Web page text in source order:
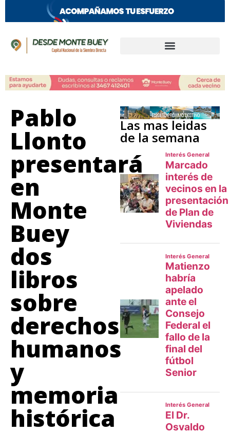
Pablo
Llonto
presentará
en
Monte
Buey
dos
libros
sobre
derechos
humanos
y
memoria
histórica
Las mas leidas
de la semana